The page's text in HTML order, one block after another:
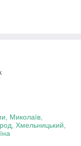
Миколаїв,
Хмельницький,